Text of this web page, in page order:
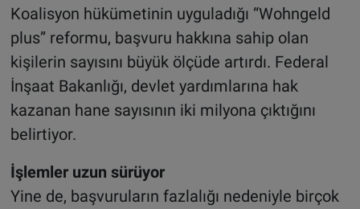
Koalisyon hükümetinin uyguladığı “Wohngeld
plus” reformu, başvuru hakkına sahip olan
kişilerin sayısını büyük ölçüde artırdı. Federal
İnşaat Bakanlığı, devlet yardımlarına hak
kazanan hane sayısının iki milyona çıktığını
belirtiyor.
İşlemler uzun sürüyor
Yine de, başvuruların fazlalığı nedeniyle birçok